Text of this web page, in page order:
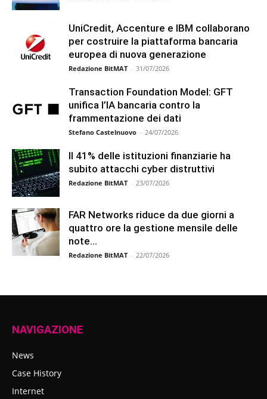
UniCredit, Accenture e IBM collaborano
per costruire la piattaforma bancaria
europea di nuova generazione
Redazione BitMAT - 31/07/2026
Transaction Foundation Model: GFT
unifica l’IA bancaria contro la
frammentazione dei dati
Stefano Castelnuovo - 24/07/2026
Il 41% delle istituzioni finanziarie ha
subito attacchi cyber distruttivi
Redazione BitMAT - 23/07/2026
FAR Networks riduce da due giorni a
quattro ore la gestione mensile delle
note...
Redazione BitMAT - 22/07/2026
NAVIGAZIONE
News
Case History
Internet